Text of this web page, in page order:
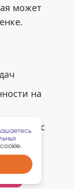
может
на
с